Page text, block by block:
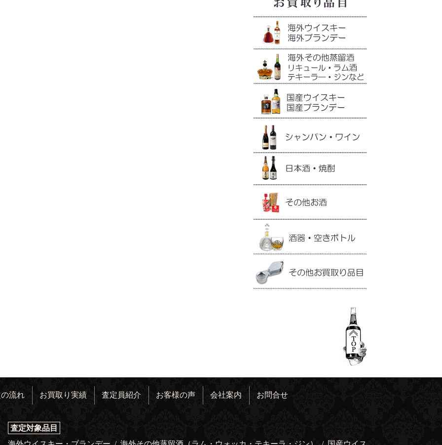
流れ お買取り実績 査定員紹介 お客様の声 会社案内 お問合せ
査定対象品目